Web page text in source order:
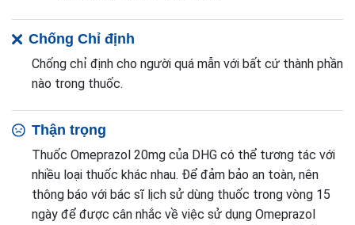
Chống Chỉ định
Chống chỉ định cho người quá mẫn với bất cứ thành phần
nào trong thuốc.
Thận trọng
Thuốc Omeprazol 20mg của DHG có thể tương tác với
nhiều loại thuốc khác nhau. Để đảm bảo an toàn, nên
thông báo với bác sĩ lịch sử dùng thuốc trong vòng 15
ngày để được cân nhắc về việc sử dụng Omeprazol